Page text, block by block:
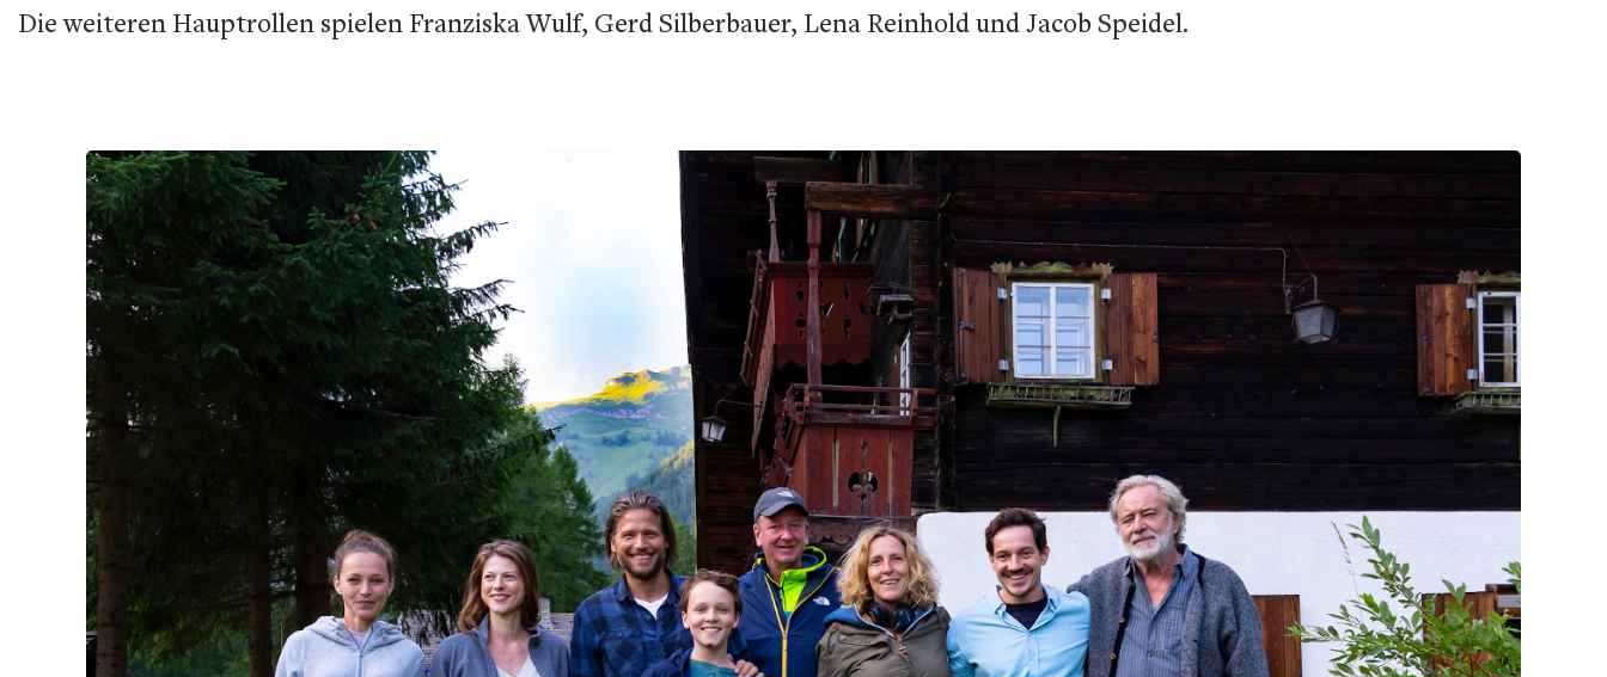
Die weiteren Hauptrollen spielen Franziska Wulf, Gerd Silberbauer, Lena Reinhold und Jacob Speidel.